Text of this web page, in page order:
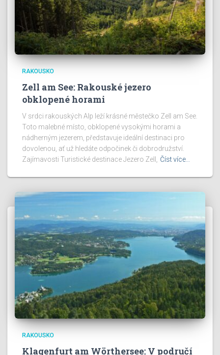
RAKOUSKO
Zell am See: Rakouské jezero
obklopené horami
V srdci rakouských Alp leží krásné městečko Zell am See.
Toto malebné místo, obklopené vysokými horami a
nádherným jezerem, představuje ideální destinaci pro
dovolenou, ať už hledáte odpočinek či dobrodružství.
Zajímavosti Turistické destinace Jezero Zell,
Číst více…
RAKOUSKO
Klagenfurt am Wörthersee: V područí